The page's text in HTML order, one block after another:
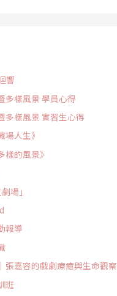
響
多樣風景 學員心得
多樣風景 實習生心得
場人生》
樣的風景》
場」
報導
張嘉容的戲劇療癒與生命觀察
班